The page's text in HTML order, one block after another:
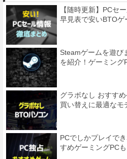
【随時更新】PCセ
早見表で安いBTOゲ
Steamゲームを遊び
を紹介！ゲーミング
グラボなし おすす
買い替えに最適なモ
PCでしかプレイで
すめゲーミングPCも